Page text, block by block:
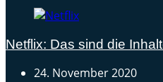
Netflix: Das sind die
24. November 2020